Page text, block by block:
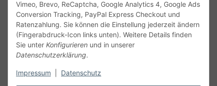
Vimeo, Brevo, ReCaptcha, Google Analytics 4, Google Ads
Conversion Tracking, PayPal Express Checkout und
Ratenzahlung. Sie können die Einstellung jederzeit ändern
(Fingerabdruck-Icon links unten). Weitere Details finden
Sie unter Konfigurieren und in unserer
Datenschutzerklärung.
Impressum Datenschutz
Gesetzliche Informationen
Alle technischen Angaben ohne Gewähr. Irrtümer und fehlerhafte
Angaben vorbehalten. Wenn Sie Datenblätter oder spezielle
unseren Kundenservice. Abbildungen der Artikel können